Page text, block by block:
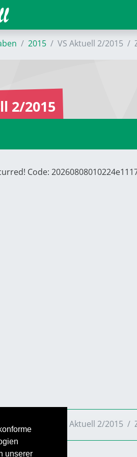
unserer
2015 VS Aktuell 2/2015
2/2015
Code:
VS Aktuell 2/2015